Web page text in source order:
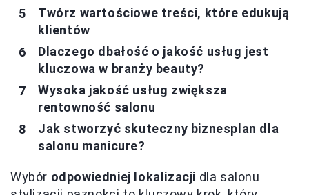
Twórz wartościowe treści, które edukują
klientów
Dlaczego dbałość o jakość usług jest
kluczowa w branży beauty?
Wysoka jakość usług zwiększa
rentowność salonu
Jak stworzyć skuteczny biznesplan dla
salonu manicure?
Wybór odpowiedniej lokalizacji dla salonu